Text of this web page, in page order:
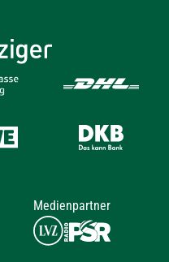
Medienpartner